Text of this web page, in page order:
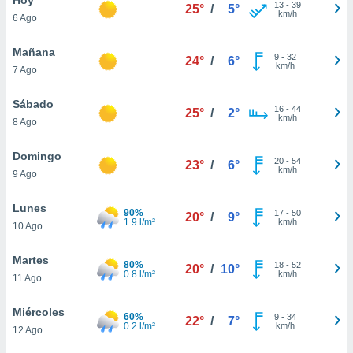
en
más
nuestra
de
cookies
aceptar
6 Ago
25° / 5° 13- 39
km/h
Mañana
7 Ago
24° / 6° 9- 32
km/h
Sábado
8 Ago
25° / 2° 16- 44
km/h
Domingo
9 Ago
23° / 6° 20- 54
km/h
Lunes
10 Ago
90%
1.9 l/m²
20° / 9° 17- 50
km/h
Martes
11 Ago
80%
0.8 l/m²
20° / 10° 18- 52
km/h
Miércoles
12 Ago
60%
0.2 l/m²
22° / 7° 9- 34
km/h